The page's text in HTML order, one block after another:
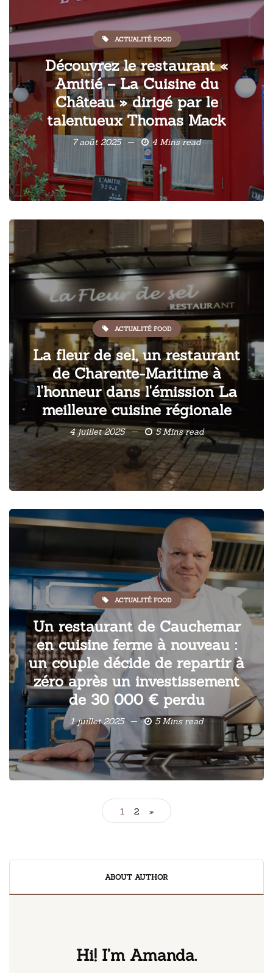
ACTUALITÉ FOOD
Découvrez le restaurant «
Amitié – La Cuisine du
Château » dirigé par le
talentueux Thomas Mack
7 août 2025 4 Mins read
ACTUALITÉ FOOD
La fleur de sel, un restaurant
de Charente-Maritime à
l'honneur dans l'émission La
meilleure cuisine régionale
4 juillet 2025 5 Mins read
ACTUALITÉ FOOD
Un restaurant de Cauchemar
en cuisine ferme à nouveau :
un couple décide de repartir à
zéro après un investissement
de 30 000 € perdu
1 juillet 2025 5 Mins read
1 2 »
ABOUT AUTHOR
Hi! I’m Amanda.